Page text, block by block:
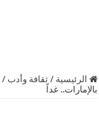
الرئيسية / ثقافة وأدب /
بالإمارات.. غداً